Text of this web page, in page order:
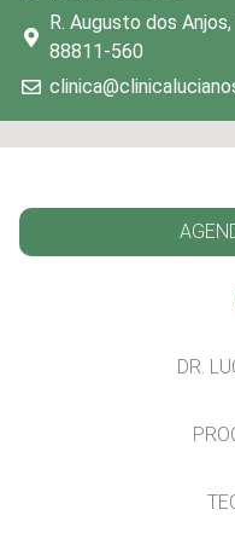
R. Augusto dos
88811-560
DR.